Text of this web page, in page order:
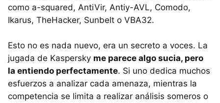
como a-squared, AntiVir, Antiy-AVL, Comodo,
Ikarus, TheHacker, Sunbelt o VBA32.
Esto no es nada nuevo, era un secreto a voces. La
jugada de Kaspersky me parece algo sucia, pero
la entiendo perfectamente. Si uno dedica muchos
esfuerzos a analizar cada amenaza, mientras la
competencia se limita a realizar análisis someros o